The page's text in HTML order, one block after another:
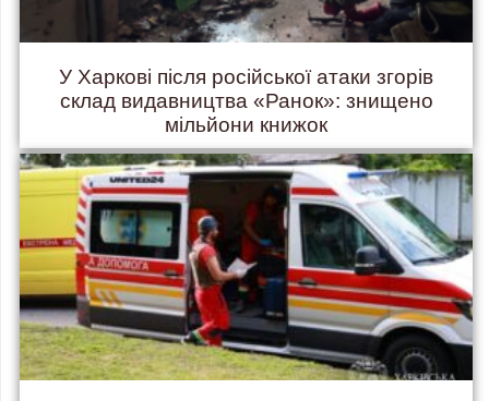
У Харкові після російської атаки згорів
склад видавництва «Ранок»: знищено
мільйони книжок